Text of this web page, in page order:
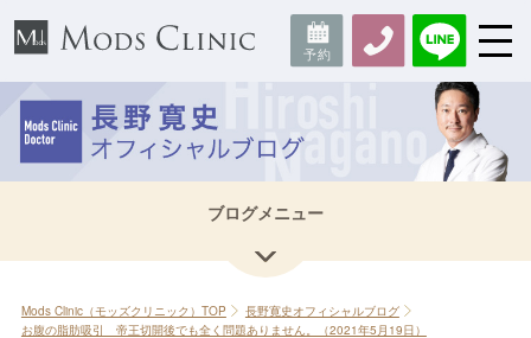
Mods Clinic（モッズクリニック）TOP
長野寛史オフィシャルブログ
お腹の脂肪吸引 帝王切開後でも全く問題ありません。（2021年5月19日）